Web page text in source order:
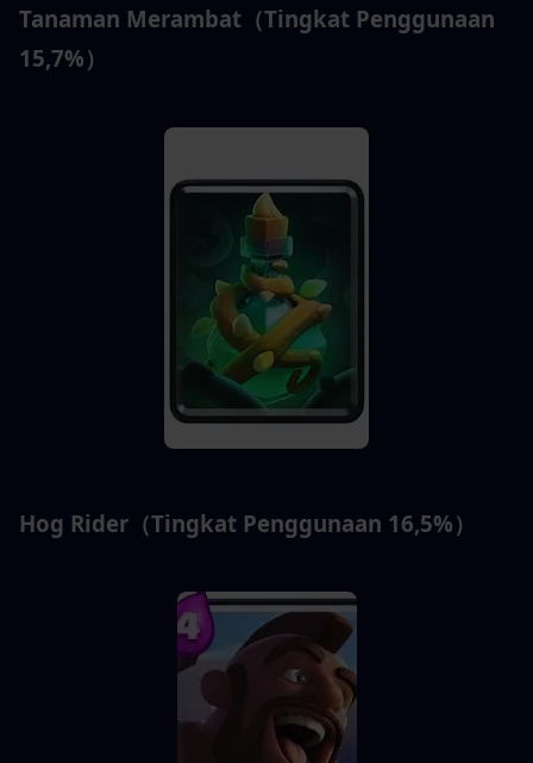
Tanaman Merambat（Tingkat Penggunaan
15,7%）
Hog Rider（Tingkat Penggunaan 16,5%）